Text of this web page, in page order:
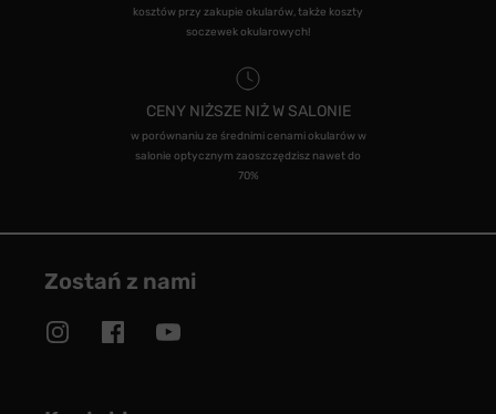
kosztów przy zakupie okularów, także koszty
soczewek okularowych!
CENY NIŻSZE NIŻ W SALONIE
w porównaniu ze średnimi cenami okularów w
salonie optycznym zaoszczędzisz nawet do
70%
Zostań z nami